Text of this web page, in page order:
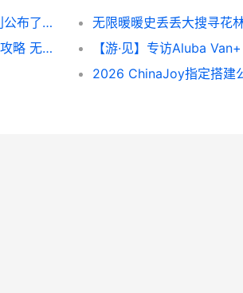
苏韵奔浪共赴远航 豪华阵容、升级福利公布了战舰世界日
无限暖暖史丢丢大搜寻不若随风舞收集攻略 无限暖暖史丢丢侠义在丢心